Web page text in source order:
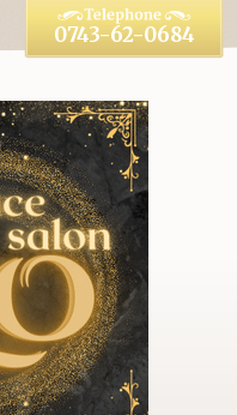
0743-62-0684